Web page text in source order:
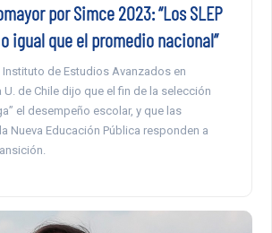
por Simce 2023: “Los SLEP
igual que el promedio nacional”
de Estudios Avanzados en
U. de Chile dijo que el fin de la selección
el desempeño escolar, y que las
Nueva Educación Pública responden a